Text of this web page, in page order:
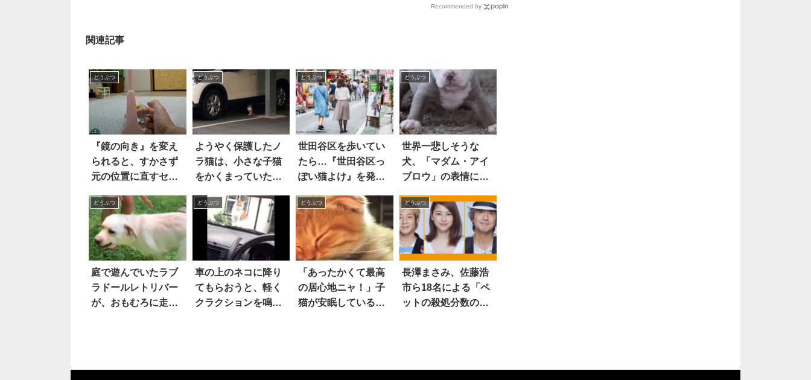
Recommended by
関連記事
どうぶつ
『鏡の向き』を変え
られると、すかさず
元の位置に直すセキ
なる姿が…可愛い！
どうぶつ
ようやく保護したノ
ラ猫は、小さな子猫
をかくまっていた。
くため、たっぷりの
ケアと愛情を与える
と…？
どうぶつ
世田谷区を歩いてい
たら…『世田谷区っ
ぽい猫よけ』を発見
どうぶつ
世界一悲しそうな
犬、「マダム・アイ
ブロウ」の表情に誰
どうぶつ
庭で遊んでいたラブ
ラドールレトリバー
が、おもむろに走り
どうぶつ
車の上のネコに降り
てもらおうと、軽く
クラクションを鳴ら
どうぶつ
「あったかくて最高
の居心地ニャ！」子
猫が安眠している場
どうぶつ
長澤まさみ、佐藤浩
市ら18名による「ペ
ットの殺処分数の減